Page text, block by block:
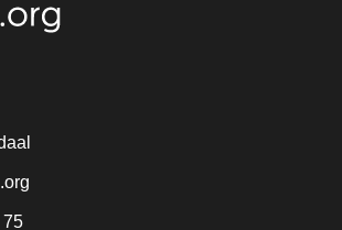
75